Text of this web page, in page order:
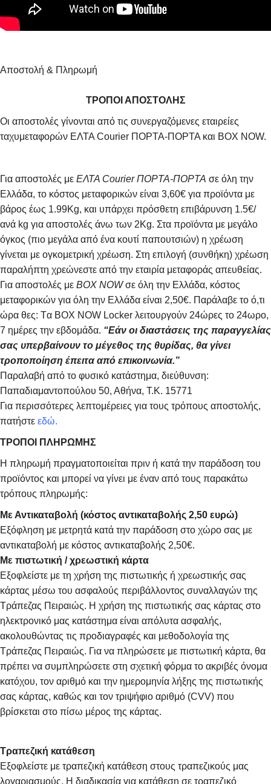
Αποστολή & Πληρωμή
ΤΡΟΠΟΙ ΑΠΟΣΤΟΛΗΣ
Οι αποστολές γίνονται από τις συνεργαζόμενες εταιρείες
ταχυμεταφορών ΕΛΤΑ Courier ΠΟΡΤΑ-ΠΟΡΤΑ και BOX NOW.
Για αποστολές με ΕΛΤΑ Courier ΠΟΡΤΑ-ΠΟΡΤΑ σε όλη την
Ελλάδα, το κόστος μεταφορικών είναι 3,60€ για προϊόντα με
βάρος έως 1.99Kg, και υπάρχει πρόσθετη επιβάρυνση 1.5€/
ανά kg για αποστολές άνω των 2Κg. Στα προϊόντα με μεγάλο
όγκος (πιο μεγάλα από ένα κουτί παπουτσιών) η χρέωση
γίνεται με ογκομετρική χρέωση. Στη επιλογή (συνθήκη) χρέωση
παραλήπτη χρεώνεστε από την εταιρία μεταφοράς απευθείας.
Για αποστολές με BOX NOWσε όλη την Ελλάδα, κόστος
μεταφορικών για όλη την Ελλάδα είναι 2,50€. Παράλαβε το ό,τι
ώρα θες: Tα ΒΟΧ ΝΟW Locker λειτουργούν 24ώρες το 24ωρο,
7 ημέρες την εβδομάδα. “Εάν οι διαστάσεις της παραγγελίας
σας υπερβαίνουν το μέγεθος της θυρίδας, θα γίνει
τροποποίηση έπειτα από επικοινωνία.”
Παραλαβή από το φυσικό κατάστημα, διεύθυνση:
Παπαδιαμαντοπούλου 50, Αθήνα, Τ.Κ. 15771
Για περισσότερες λεπτομέρειες για τους τρόπους αποστολής,
πατήστε εδώ.
ΤΡΟΠΟΙ ΠΛΗΡΩΜΗΣ
Η πληρωμή πραγματοποιείται πριν ή κατά την παράδοση του
προϊόντος και μπορεί να γίνει με έναν από τους παρακάτω
τρόπους πληρωμής:
Με Αντικαταβολή (κόστος αντικαταβολής 2,50 ευρώ)
Εξόφληση με μετρητά κατά την παράδοση στο χώρο σας με
αντικαταβολή με κόστος αντικαταβολής 2,50€.
Με πιστωτική / χρεωστική κάρτα
Εξοφλείστε με τη χρήση της πιστωτικής ή χρεωστικής σας
κάρτας μέσω του ασφαλούς περιβάλλοντος συναλλαγών της
Τράπεζας Πειραιώς. Η χρήση της πιστωτικής σας κάρτας στο
ηλεκτρονικό μας κατάστημα είναι απόλυτα ασφαλής,
ακολουθώντας τις προδιαγραφές και μεθοδολογία της
Τράπεζας Πειραιώς. Για να πληρώσετε με πιστωτική κάρτα, θα
πρέπει να συμπληρώσετε στη σχετική φόρμα το ακριβές όνομα
κατόχου, τον αριθμό και την ημερομηνία λήξης της πιστωτικής
σας κάρτας, καθώς και τον τριψήφιο αριθμό (CVV) που
βρίσκεται στο πίσω μέρος της κάρτας.
Τραπεζική κατάθεση
Εξοφλείστε με τραπεζική κατάθεση στους τραπεζικούς μας
λογαριασμούς. Η διαδικασία για κατάθεση σε τραπεζικό